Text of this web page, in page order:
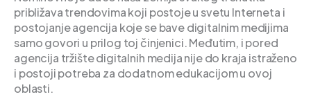
približava trendovima koji postoje u svetu Interneta i
postojanje agencija koje se bave digitalnim medijima
samo govori u prilog toj činjenici. Međutim, i pored
agencija tržište digitalnih medija nije do kraja istraženo
i postoji potreba za dodatnom edukacijom u ovoj
oblasti.